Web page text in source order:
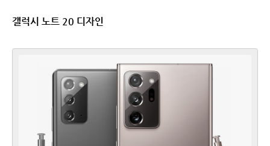
갤럭시 노트 20 디자인